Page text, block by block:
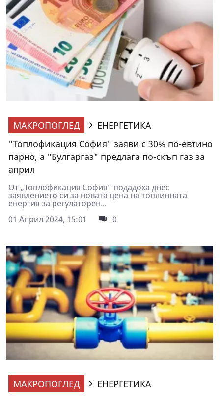
МАКРОПОГЛЕД
ЕНЕРГЕТИКА
"Топлофикация София" заяви с 30% по-евтино
парно, а "Булгаргаз" предлага по-скъп газ за
април
От „Топлофикация София” подадоха днес
заявлението си за новата цена на топлинната
енергия за регулаторен...
01 Април 2024, 15:01
0
МАКРОПОГЛЕД
ЕНЕРГЕТИКА